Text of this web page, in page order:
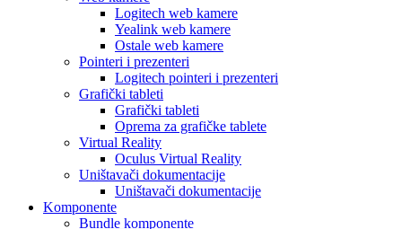
Logitech web kamere
Yealink web kamere
Ostale web kamere
Pointeri i prezenteri
Logitech pointeri i prezenteri
Grafički tableti
Grafički tableti
Oprema za grafičke tablete
Virtual Reality
Oculus Virtual Reality
Uništavači dokumentacije
Uništavači dokumentacije
Komponente
Bundle komponente